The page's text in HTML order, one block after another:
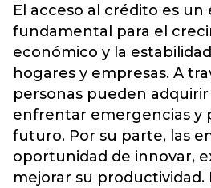
El acceso al crédito es
fundamental para el
económico y la
hogares y empresas. A
personas pueden adquirir
enfrentar emergencias y
futuro. Por su parte, las
oportunidad de innovar,
mejorar su productividad.